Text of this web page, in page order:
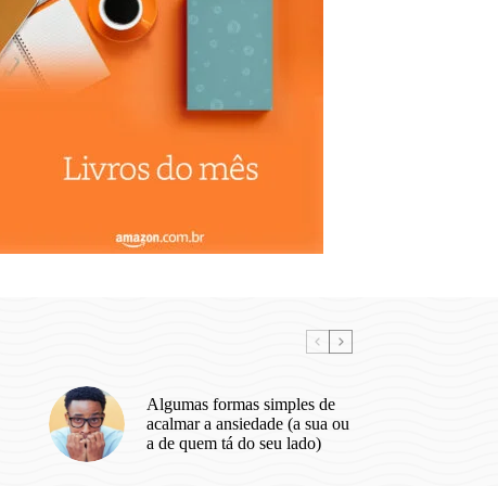
Algumas formas simples de
acalmar a ansiedade (a sua ou
a de quem tá do seu lado)